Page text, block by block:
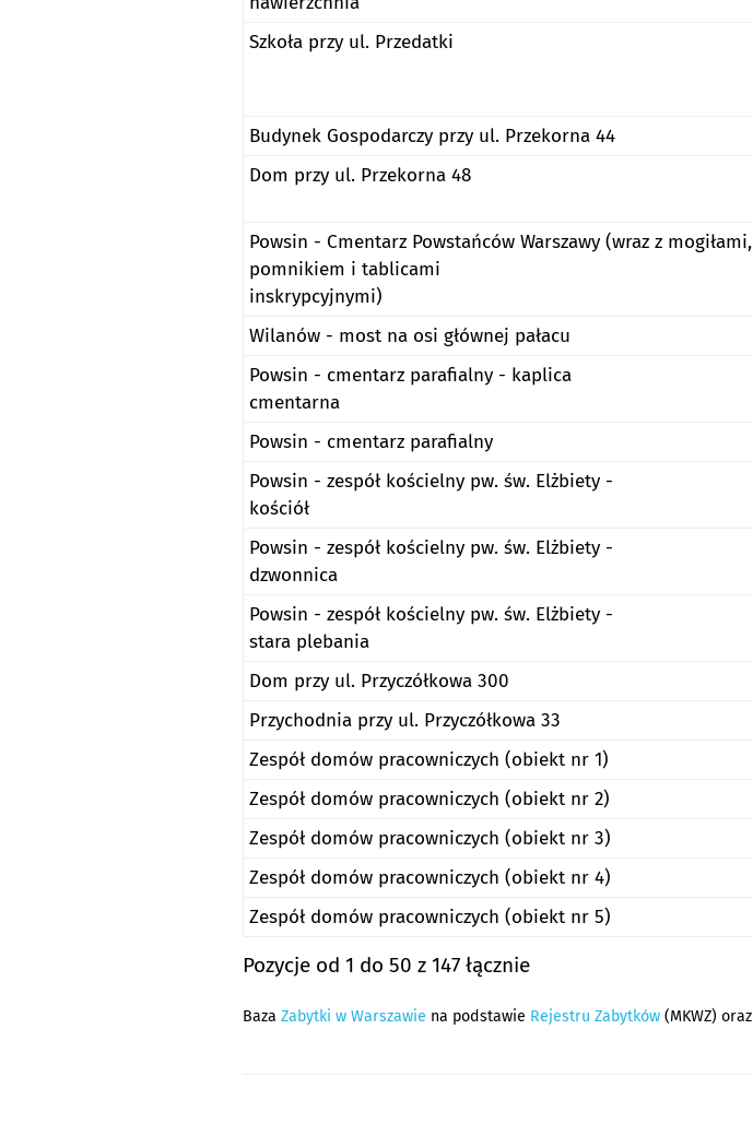
Szkoła przy ul. Przedatki
Budynek Gospodarczy przy ul. Przekorna 44
Dom przy ul. Przekorna 48
Powsin - Cmentarz Powstańców Warszawy (wraz z mogiłami,
pomnikiem i tablicami
inskrypcyjnymi)
Wilanów - most na osi głównej pałacu
Powsin - cmentarz parafialny - kaplica
cmentarna
Powsin - cmentarz parafialny
Powsin - zespół kościelny pw. św. Elżbiety -
kościół
Powsin - zespół kościelny pw. św. Elżbiety -
dzwonnica
Powsin - zespół kościelny pw. św. Elżbiety -
stara plebania
Dom przy ul. Przyczółkowa 300
Przychodnia przy ul. Przyczółkowa 33
Zespół domów pracowniczych (obiekt nr 1)
Zespół domów pracowniczych (obiekt nr 2)
Zespół domów pracowniczych (obiekt nr 3)
Zespół domów pracowniczych (obiekt nr 4)
Zespół domów pracowniczych (obiekt nr 5)
Pozycje od 1 do 50 z 147 łącznie
Baza Zabytki w Warszawie na podstawie Rejestru Zabytków (MKWZ) oraz